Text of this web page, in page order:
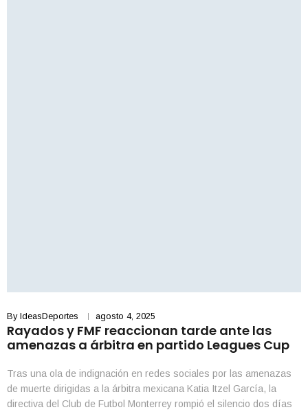
By IdeasDeportes agosto 4, 2025
Rayados y FMF reaccionan tarde ante las
amenazas a árbitra en partido Leagues Cup
Tras una ola de indignación en redes sociales por las amenazas
de muerte dirigidas a la árbitra mexicana Katia Itzel García, la
directiva del Club de Futbol Monterrey rompió el silencio dos días